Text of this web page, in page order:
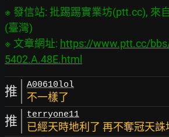
※ 發信站: 批踢踢實業坊(ptt.cc), 來
(臺灣)
※ 文章網址: https://www.ptt.cc/
5402.A.48E.html
推 A00610lol
不一樣了
推 terryone11
已經天時地利了 再不奪冠天誅